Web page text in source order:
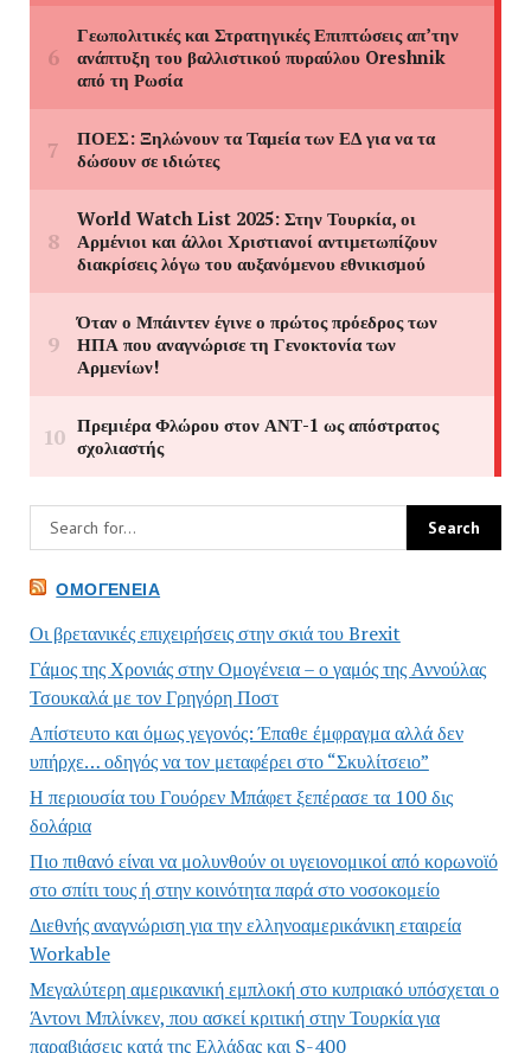
ΟΜΟΓΈΝΕΙΑ
Οι βρετανικές επιχειρήσεις στην σκιά του Brexit
Γάμος της Χρονιάς στην Ομογένεια – ο γαμός της Αννούλας
Τσουκαλά με τον Γρηγόρη Ποστ
Απίστευτο και όμως γεγονός: Έπαθε έμφραγμα αλλά δεν
υπήρχε… οδηγός να τον μεταφέρει στο “Σκυλίτσειο”
Η περιουσία του Γουόρεν Μπάφετ ξεπέρασε τα 100 δις
δολάρια
Πιο πιθανό είναι να μολυνθούν οι υγειονομικοί από κορωνοϊό
στο σπίτι τους ή στην κοινότητα παρά στο νοσοκομείο
Διεθνής αναγνώριση για την ελληνοαμερικάνικη εταιρεία
Workable
Μεγαλύτερη αμερικανική εμπλοκή στο κυπριακό υπόσχεται ο
Άντονι Μπλίνκεν, που ασκεί κριτική στην Τουρκία για
παραβιάσεις κατά της Ελλάδας και S-400